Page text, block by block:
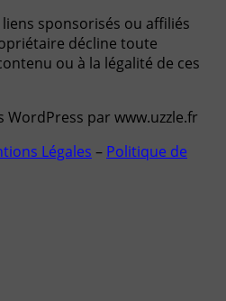
sponsorisés ou affiliés
décline toute
ou à la légalité de ces
WordPress par www.uzzle.fr
Légales – Politique de